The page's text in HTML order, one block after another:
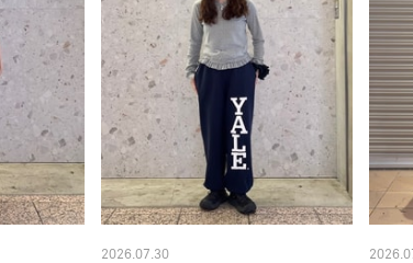
2026.07.30